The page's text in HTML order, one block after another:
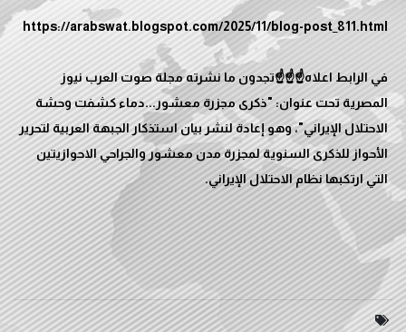
في الرابط اعلاه☝️☝️☝️تجدون ما نشرته مجلة صوت العرب نيوز
المصرية تحت عنوان: "ذكرى مجزرة معشور...دماء كشفت وحشة
الاحتلال الإيراني"، وهو إعادة لنشر بيان استذكار الجبهة العربية لتحرير
الأحواز للذكرى السنوية لمجزرة مدن معشور والجراحي الاحوازيتين
التي ارتكبها نظام الاحتلال الإيراني.